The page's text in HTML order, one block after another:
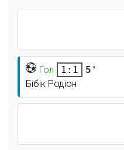
Гол 1:1
5'
Бібік Родіон